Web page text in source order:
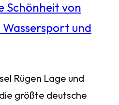
Rügen Lage und
größte deutsche